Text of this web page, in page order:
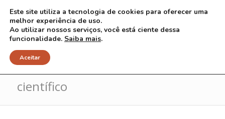
Arquivo para Tag: método
científico
Este site utiliza a tecnologia de cookies para oferecer uma
melhor experiência de uso.
Ao utilizar nossos serviços, você está ciente dessa
funcionalidade. Saiba mais.
Aceitar